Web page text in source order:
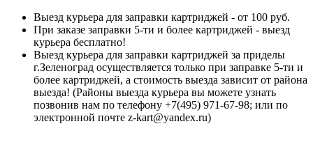
Выезд курьера для заправки картриджей - от 100 руб.
При заказе заправки 5-ти и более картриджей - выезд
курьера бесплатно!
Выезд курьера для заправки картриджей за приделы
г.Зеленоград осуществляется только при заправке 5-ти и
более картриджей, а стоимость выезда зависит от района
выезда! (Районы выезда курьера вы можете узнать
позвонив нам по телефону +7(495) 971-67-98; или по
электронной почте z-kart@yandex.ru)